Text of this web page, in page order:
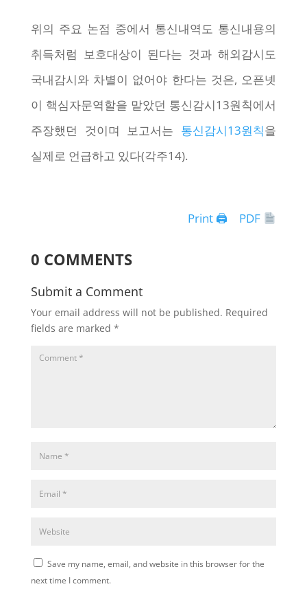
위의 주요 논점 중에서 통신내역도 통신내용의
취득처럼 보호대상이 된다는 것과 해외감시도
국내감시와 차별이 없어야 한다는 것은, 오픈넷
이 핵심자문역할을 맡았던 통신감시13원칙에서
주장했던 것이며 보고서는 통신감시13원칙을
실제로 언급하고 있다(각주14).
Print 🖨 PDF
0 COMMENTS
Submit a Comment
Your email address will not be published. Required
fields are marked *
Save my name, email, and website in this browser for the
next time I comment.